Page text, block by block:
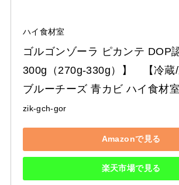
ハイ食材室
ゴルゴンゾーラ ピカンテ DOP
300g（270g-330g）】　【冷
ブルーチーズ 青カビ ハイ食材
zik-gch-gor
Amazonで見る
楽天市場で見る